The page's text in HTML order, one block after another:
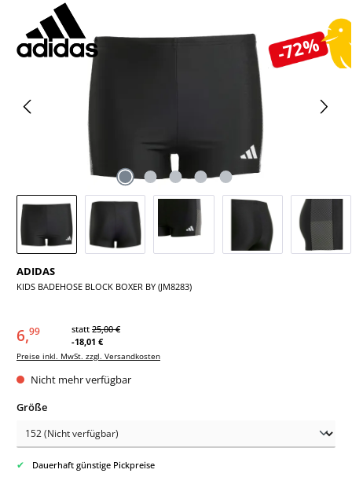
-72%
Bildergalerie überspringen
ADIDAS
KIDS BADEHOSE BLOCK BOXER BY (JM8283)
6,99 statt 25,00 €
-18,01 €
Preise inkl. MwSt. zzgl. Versandkosten
Nicht mehr verfügbar
Größeauswählen
✔ Dauerhaft günstige Pickpreise